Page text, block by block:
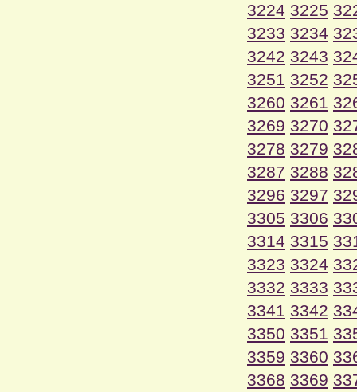
3224 3225
3233 3234
3242 3243
3251 3252
3260 3261
3269 3270
3278 3279
3287 3288
3296 3297
3305 3306
3314 3315
3323 3324
3332 3333
3341 3342
3350 3351
3359 3360
3368 3369